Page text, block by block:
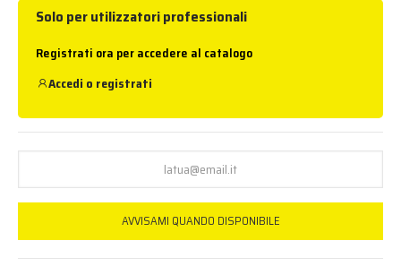
Solo per utilizzatori professionali
Registrati ora per accedere al catalogo
Accedi o registrati
AVVISAMI QUANDO DISPONIBILE